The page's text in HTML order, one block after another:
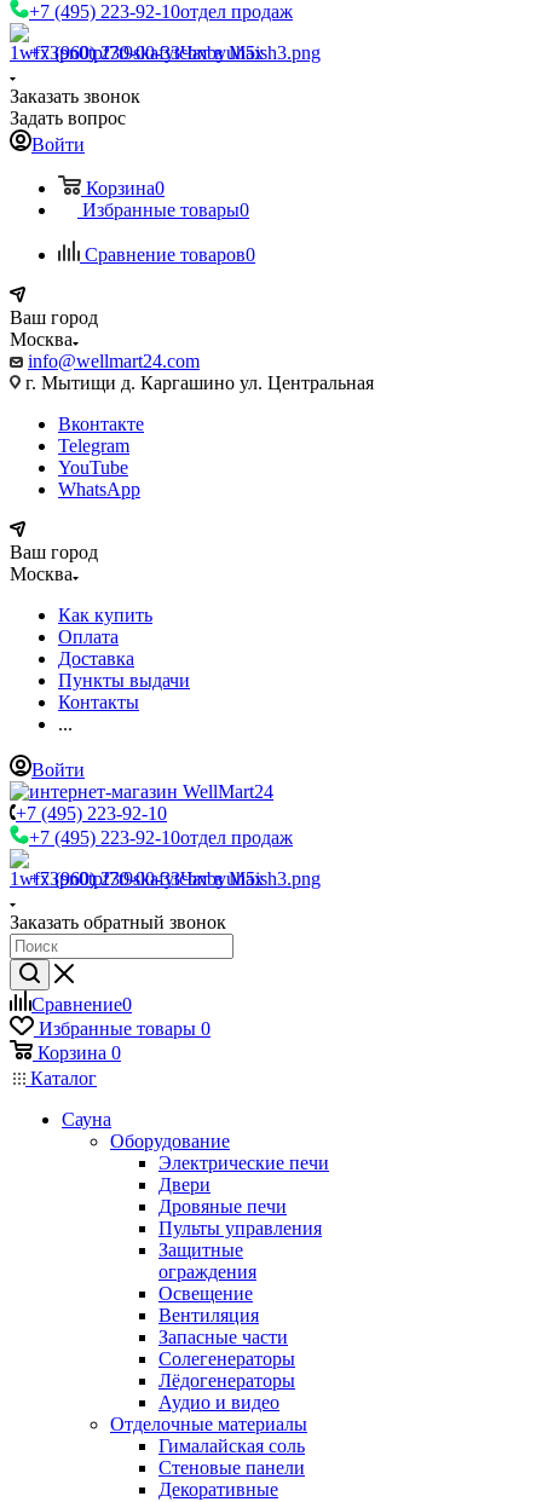
+7 (495) 223-92-10отдел продаж
+7 (960) 230-00-33Чат в Max
Заказать звонок
Задать вопрос
Войти
Корзина0
Избранные товары0
Сравнение товаров0
Ваш город
Москва
info@wellmart24.com
г. Мытищи д. Каргашино ул. Центральная
Вконтакте
Telegram
YouTube
WhatsApp
Ваш город
Москва
Как купить
Оплата
Доставка
Пункты выдачи
Контакты
...
Войти
+7 (495) 223-92-10
+7 (495) 223-92-10отдел продаж
+7 (960) 230-00-33Чат в Max
Заказать обратный звонок
Сравнение0
Избранные товары 0
Корзина 0
Каталог
Сауна
Оборудование
Электрические печи
Двери
Дровяные печи
Пульты управления
Защитные
ограждения
Освещение
Вентиляция
Запасные части
Солегенераторы
Лёдогенераторы
Аудио и видео
Отделочные материалы
Гималайская соль
Стеновые панели
Декоративные